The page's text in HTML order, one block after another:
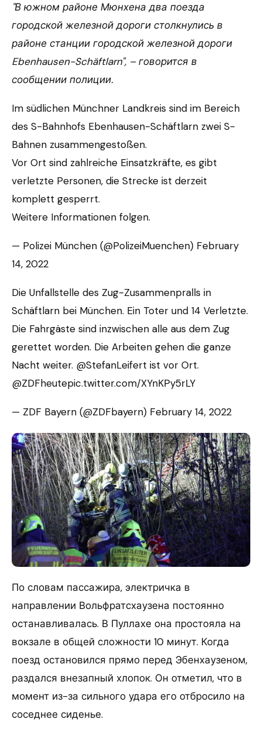
"В южном районе Мюнхена два поезда
городской железной дороги столкнулись в
районе станции городской железной дороги
Ebenhausen-Schäftlarn", – говорится в
сообщении полиции.
Im südlichen Münchner Landkreis sind im Bereich
des S-Bahnhofs Ebenhausen-Schäftlarn zwei S-
Bahnen zusammengestoßen.
Vor Ort sind zahlreiche Einsatzkräfte, es gibt
verletzte Personen, die Strecke ist derzeit
komplett gesperrt.
Weitere Informationen folgen.
— Polizei München (@PolizeiMuenchen) February
14, 2022
Die Unfallstelle des Zug-Zusammenpralls in
Schäftlarn bei München. Ein Toter und 14 Verletzte.
Die Fahrgäste sind inzwischen alle aus dem Zug
gerettet worden. Die Arbeiten gehen die ganze
Nacht weiter. @StefanLeifert ist vor Ort.
@ZDFheutepic.twitter.com/XYnKPy5rLY
— ZDF Bayern (@ZDFbayern) February 14, 2022
По словам пассажира, электричка в
направлении Вольфратсхаузена постоянно
останавливалась. В Пуллахе она простояла на
вокзале в общей сложности 10 минут. Когда
поезд остановился прямо перед Эбенхаузеном,
раздался внезапный хлопок. Он отметил, что в
момент из-за сильного удара его отбросило на
соседнее сиденье.